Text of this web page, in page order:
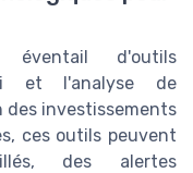
d'outils
et l'analyse de
des investissements
ces outils peuvent
des alertes